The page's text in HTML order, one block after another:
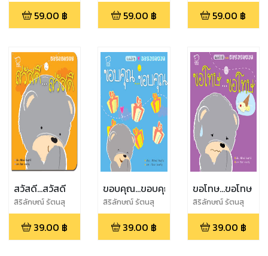
59.00 ฿ 59.00 ฿ 59.00 ฿
สวัสดี...สวัสดี
สิริลักษณ์ รัตนสุ
วัจน์
39.00 ฿
ขอบคุณ...ขอบคุณ
สิริลักษณ์ รัตนสุ
วัจน์
39.00 ฿
ขอโทษ...ขอโทษ
สิริลักษณ์ รัตนสุ
วัจน์
39.00 ฿